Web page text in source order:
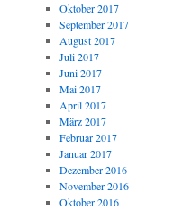
Oktober 2017
September 2017
August 2017
Juli 2017
Juni 2017
Mai 2017
April 2017
März 2017
Februar 2017
Januar 2017
Dezember 2016
November 2016
Oktober 2016